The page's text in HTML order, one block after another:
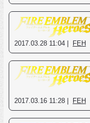
2017.03.28 11:04 | FEH
2017.03.16 11:28 | FEH